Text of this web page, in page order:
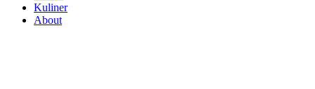
Kuliner
About